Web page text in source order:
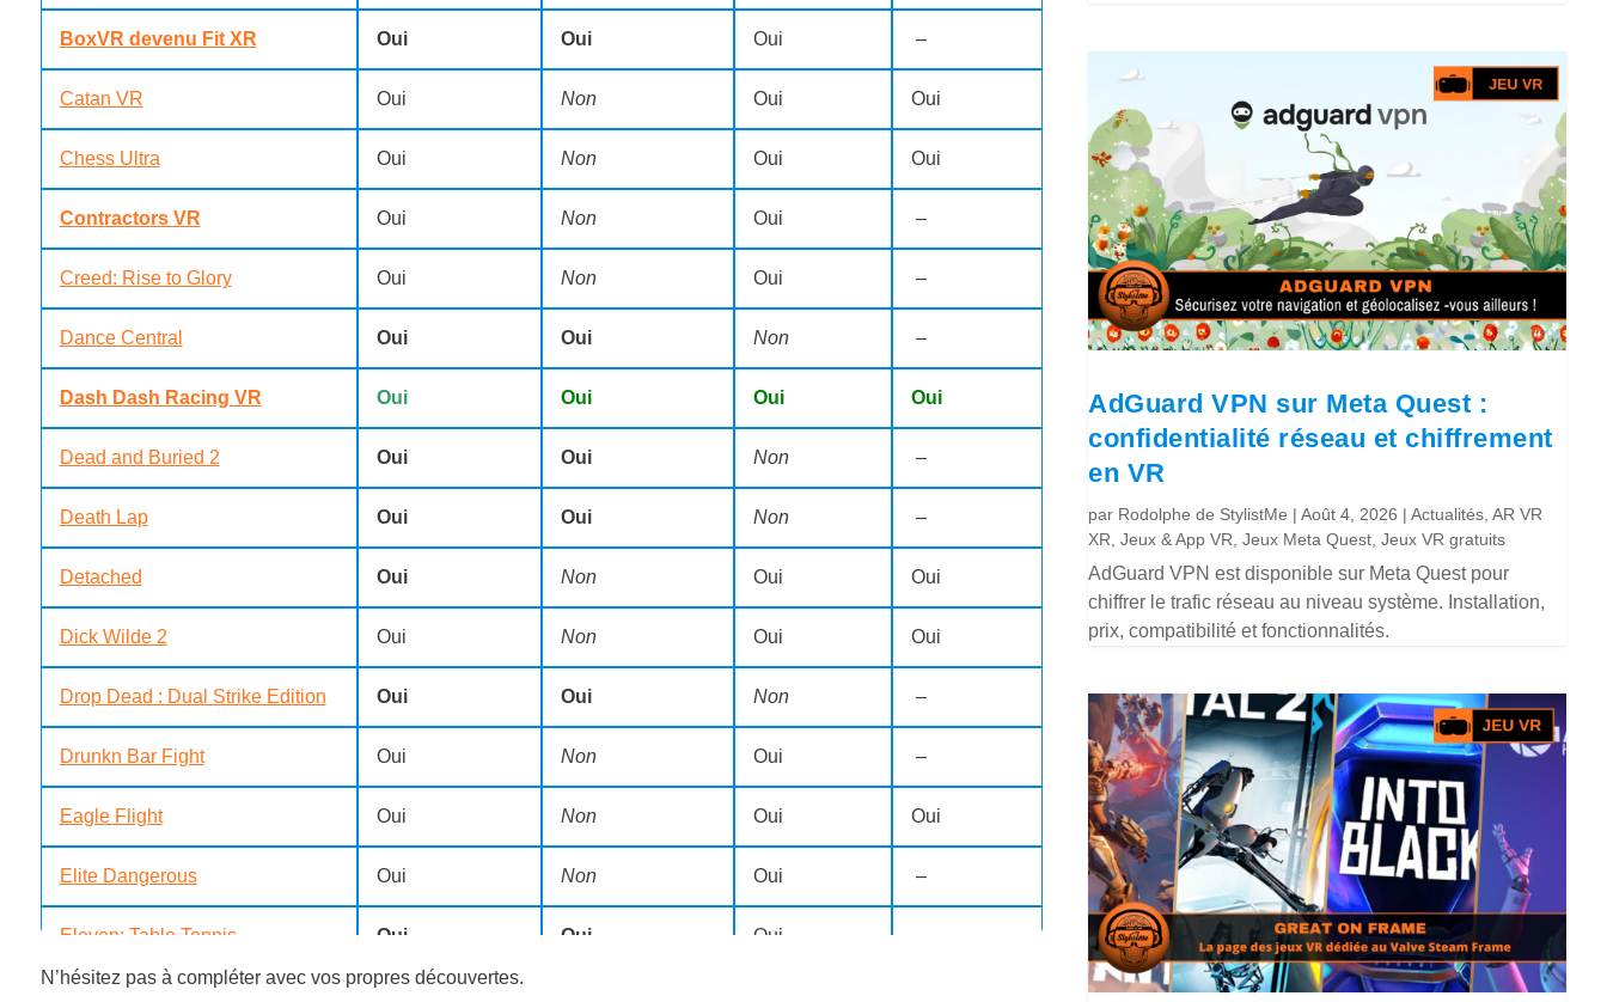
BoxVR devenu Fit XR Oui Oui Oui –
Catan VR Oui Non Oui Oui
Chess Ultra Oui Non Oui Oui
Contractors VR Oui Non Oui –
Creed: Rise to Glory Oui Non Oui –
Dance Central Oui Oui Non –
Dash Dash Racing VR Oui Oui Oui Oui
Dead and Buried 2 Oui Oui Non –
Death Lap Oui Oui Non –
Detached Oui Non Oui Oui
Dick Wilde 2 Oui Non Oui Oui
Drop Dead : Dual Strike Edition Oui Oui Non –
Drunkn Bar Fight Oui Non Oui –
Eagle Flight Oui Non Oui Oui
Elite Dangerous Oui Non Oui –
Eleven: Table Tennis Oui Oui Oui
N’hésitez pas à compléter avec vos propres découvertes.
AdGuard VPN sur Meta Quest :
confidentialité réseau et chiffrement
en VR
par Rodolphe de StylistMe |Août 4, 2026 |Actualités ,AR VR
XR ,Jeux & App VR ,Jeux Meta Quest ,Jeux VR gratuits
AdGuard VPN est disponible sur Meta Quest pour
chiffrer le trafic réseau au niveau système. Installation,
prix, compatibilité et fonctionnalités.